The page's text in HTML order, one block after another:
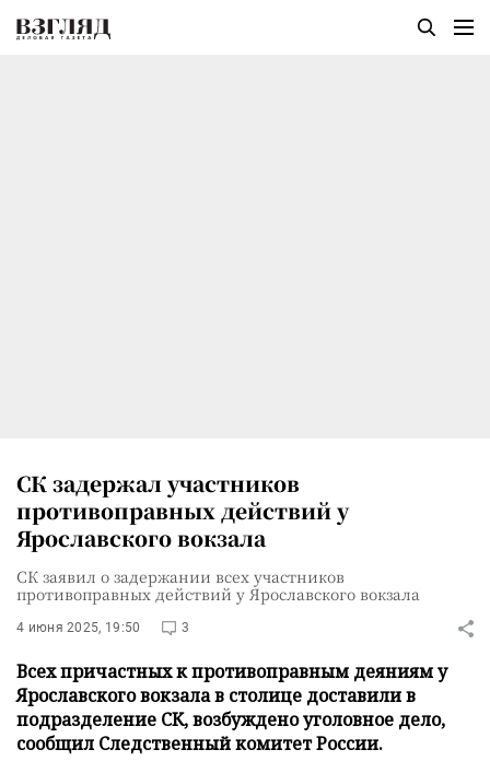
СК задержал участников
противоправных действий у
Ярославского вокзала
СК заявил о задержании всех участников
противоправных действий у Ярославского вокзала
4 июня 2025, 19:50 3
Всех причастных к противоправным деяниям у
Ярославского вокзала в столице доставили в
подразделение СК, возбуждено уголовное дело,
сообщил Следственный комитет России.